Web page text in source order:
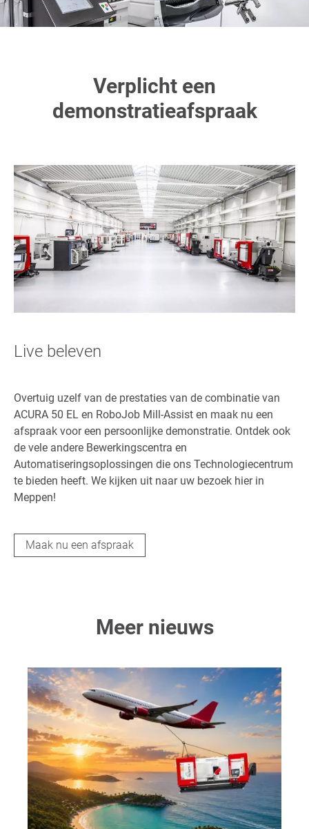
Verplicht een
demonstratieafspraak
Live beleven
Overtuig uzelf van de prestaties van de combinatie van
ACURA 50 EL en RoboJob Mill-Assist en maak nu een
afspraak voor een persoonlijke demonstratie. Ontdek ook
de vele andere Bewerkingscentra en
Automatiseringsoplossingen die ons Technologiecentrum
te bieden heeft. We kijken uit naar uw bezoek hier in
Meppen!
Maak nu een afspraak
Meer nieuws